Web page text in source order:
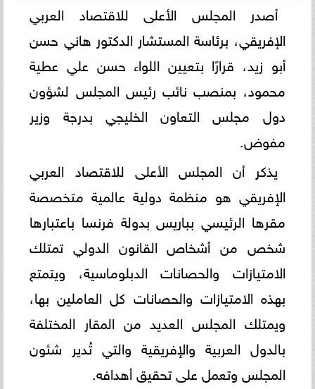
أصدر المجلس الأعلى للاقتصاد العربي
الإفريقي، برئاسة المستشار الدكتور هاني حسن
أبو زيد، قرارًا بتعيين اللواء حسن علي عطية
محمود، بمنصب نائب رئيس المجلس لشؤون
دول مجلس التعاون الخليجي بدرجة وزير
مفوض.
يذكر أن المجلس الأعلى للاقتصاد العربي
الإفريقي هو منظمة دولية عالمية متخصصة
مقرها الرئيسي بباريس بدولة فرنسا باعتبارها
شخص من أشخاص القانون الدولي تمتلك
الامتيازات والحصانات الدبلوماسية، ويتمتع
بهذه الامتيازات والحصانات كل العاملين بها،
ويمتلك المجلس العديد من المقار المختلفة
بالدول العربية والإفريقية والتي تُدير شئون
المجلس وتعمل على تحقيق أهدافه.